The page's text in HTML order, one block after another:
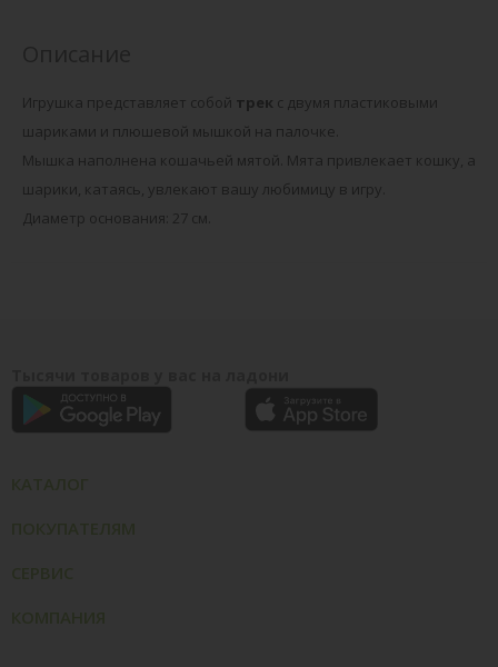
Игрушка представляет собой трек с двумя пластиковыми
шариками и плюшевой мышкой на палочке.
Мышка наполнена кошачьей мятой. Мята привлекает кошку, а
шарики, катаясь, увлекают вашу любимицу в игру.
Диаметр основания: 27 см.